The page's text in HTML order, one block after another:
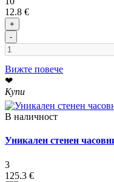
12.8 €
+
-
Вижте повече
❤
Купи
В наличност
Уникален стенен
3
125.3 €